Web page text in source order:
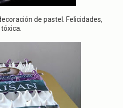
de pastel. Felicidades,
tóxica.